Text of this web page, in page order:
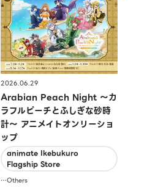
2026.06.29
Arabian Peach Night 〜カ
ラフルピーチとふしぎな砂時
計〜 アニメイトオンリーショ
ップ
animate Ikebukuro
Flagship Store
…Others